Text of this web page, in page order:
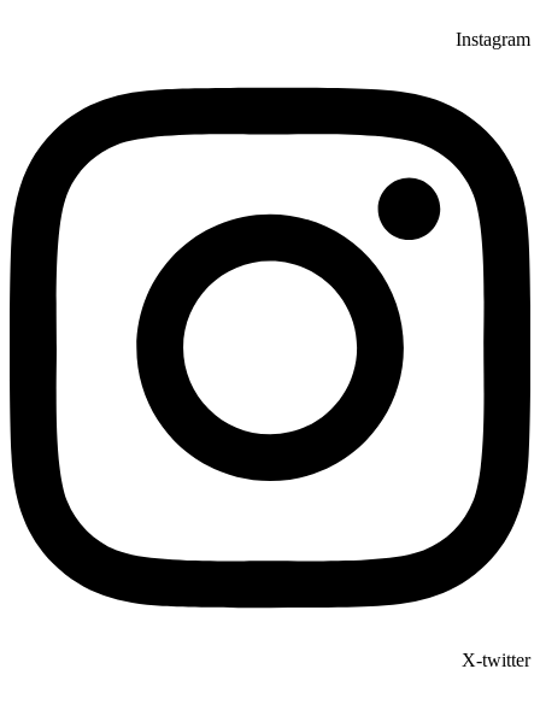
Instagram
X-twitter